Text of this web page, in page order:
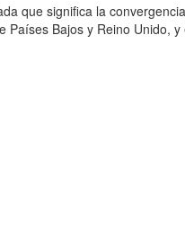
que significa la
Países Bajos y Reino Unido, y